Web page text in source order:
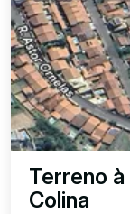
Terreno
Colina